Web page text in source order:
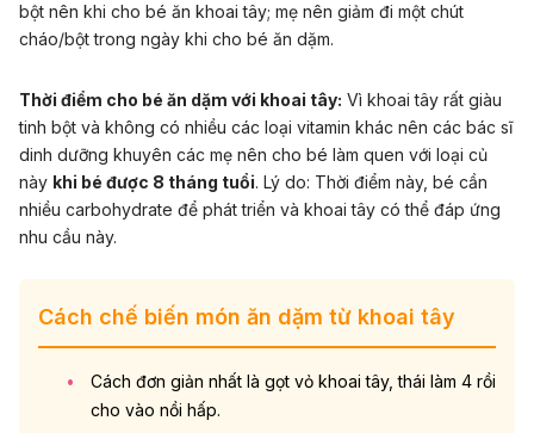
bột nên khi cho bé ăn khoai tây; mẹ nên giảm đi một chút
cháo/bột trong ngày khi cho bé ăn dặm.
Thời điểm cho bé ăn dặm với khoai tây: Vì khoai tây rất giàu
tinh bột và không có nhiều các loại vitamin khác nên các bác sĩ
dinh dưỡng khuyên các mẹ nên cho bé làm quen với loại củ
này khi bé được 8 tháng tuổi. Lý do: Thời điểm này, bé cần
nhiều carbohydrate để phát triển và khoai tây có thể đáp ứng
nhu cầu này.
Cách chế biến món ăn dặm từ khoai tây
Cách đơn giản nhất là gọt vỏ khoai tây, thái làm 4 rồi
cho vào nồi hấp.